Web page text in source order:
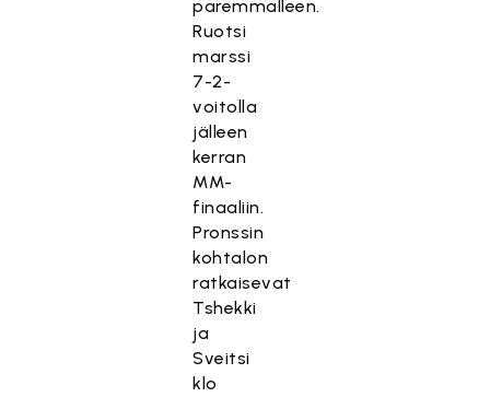
paremmalleen.
Ruotsi
marssi
7-2-
voitolla
jälleen
kerran
MM-
finaaliin.
Pronssin
kohtalon
ratkaisevat
Tshekki
ja
Sveitsi
klo